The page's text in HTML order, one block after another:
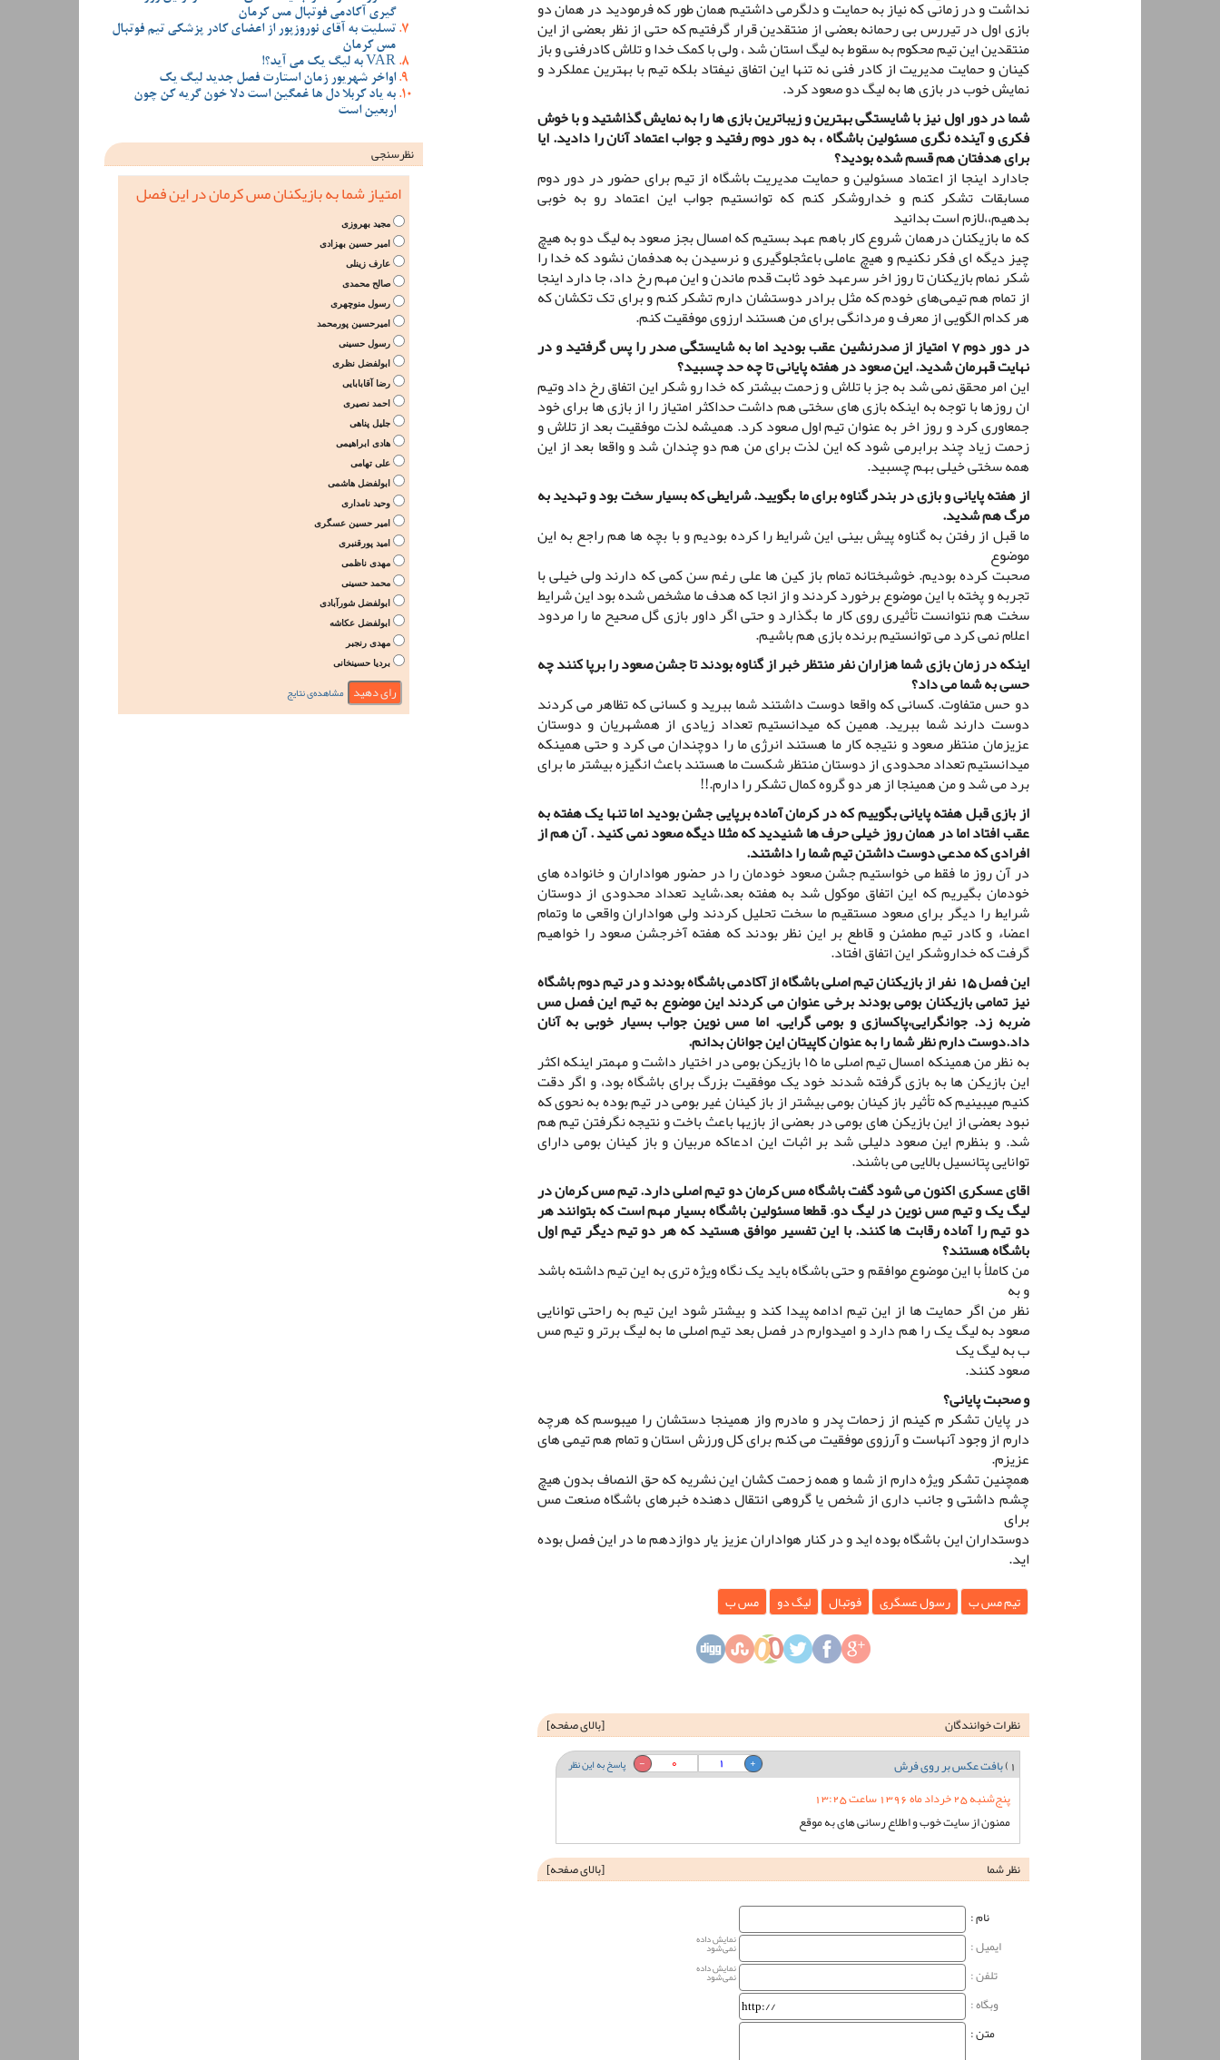
نداشت و در زمانی که نیاز به حمایت و دلگرمی داشتیم همان طور که فرمودید در همان دو
بازی اول در تیررس بی رحمانه بعضی از منتقدین قرار گرفتیم که حتی از نظر بعضی از این
منتقدین این تیم محکوم به سقوط به لیگ استان شد ، ولی با کمک خدا و تلاش کادرفنی و باز
کینان و حمایت مدیریت از کادر فنی نه تنها این اتفاق نیفتاد بلکه تیم با بهترین عملکرد و
نمایش خوب در بازی ها به لیگ دو صعود کرد.
شما در دور اول نیز با شایستگی بهترین و زیباترین بازی ها را به نمایش گذاشتید و با خوش
فکری و آینده نگری مسئولین باشگاه ، به دور دوم رفتید و جواب اعتماد آنان را دادید. ایا
برای هدفتان هم قسم شده بودید؟
جادارد اینجا از اعتماد مسئولین و حمایت مدیریت باشگاه از تیم برای حضور در دور دوم
مسابقات تشکر کنم و خداروشکر کنم که توانستیم جواب این اعتماد رو به خوبی
بدهیم،،لازم است بدانید
که ما بازیکنان درهمان شروع کار باهم عهد بستیم که امسال بجز صعود به لیگ دو به هیچ
چیز دیگه ای فکر نکنیم و هیچ عاملی باعثجلوگیری و نرسیدن به هدفمان نشود که خدا را
شکر نمام بازیکنان تا روز اخر سرعهد خود ثابت قدم ماندن و این مهم رخ داد، جا دارد اینجا
از تمام هم تیمی‌های خودم که مثل برادر دوستشان دارم تشکر کنم و برای تک تکشان که
هر کدام الگویی از معرف و مردانگی برای من هستند ارزوی موفقیت کنم.
در دور دوم 7 امتیاز از صدرنشین عقب بودید اما به شایستگی صدر را پس گرفتید و در
نهایت قهرمان شدید. این صعود در هفته پایانی تا چه حد چسبید؟
این امر محقق نمی شد به جز با تلاش و زحمت بیشتر که خدا رو شکر این اتفاق رخ داد وتیم
ان روزها با توجه به اینکه بازی های سختی هم داشت حداکثر امتیاز را از بازی ها برای خود
جمعاوری کرد و روز اخر به عنوان تیم اول صعود کرد. همیشه لذت موفقیت بعد از تلاش و
زحمت زیاد چند برابرمی شود که این لذت برای من هم دو چندان شد و واقعا بعد از این
همه سختی خیلی بهم چسبید.
از هفته پایانی و بازی در بندر گناوه برای ما بگویید. شرایطی که بسیار سخت بود و تهدید به
مرگ هم شدید.
ما قبل از رفتن به گناوه پیش بینی این شرایط را کرده بودیم و با بچه ها هم راجع به این
موضوع
صحبت کرده بودیم. خوشبختانه تمام باز کین ها علی رغم سن کمی که دارند ولی خیلی با
تجربه و پخته با این موضوع برخورد کردند و از انجا که هدف ما مشخص شده بود این شرایط
سخت هم نتوانست تأثیری روی کار ما بگذارد و حتی اگر داور بازی گل صحیح ما را مردود
اعلام نمی کرد می توانستیم برنده بازی هم باشیم.
اینکه در زمان بازی شما هزاران نفر منتظر خبر از گناوه بودند تا جشن صعود را برپا کنند چه
حسی به شما می داد؟
دو حس متفاوت. کسانی که واقعا دوست داشتند شما ببرید و کسانی که تظاهر می کردند
دوست دارند شما ببرید. همین که میدانستیم تعداد زیادی از همشهریان و دوستان
عزیزمان منتظر صعود و نتیجه کار ما هستند انرژی ما را دوچندان می کرد و حتی همینکه
میدانستیم تعداد محدودی از دوستان منتظر شکست ما هستند باعث انگیزه بیشتر ما برای
برد می شد و من همینجا از هر دو گروه کمال تشکر را دارم.!!
از بازی قبل هفته پایانی بگوییم که در کرمان آماده برپایی جشن بودید اما تنها یک هفته به
عقب افتاد اما در همان روز خیلی حرف ها شنیدید که مثلا دیگه صعود نمی کنید . آن هم از
افرادی که مدعی دوست داشتن تیم شما را داشتند.
در آن روز ما فقط می خواستیم جشن صعود خودمان را در حضور هواداران و خانواده های
خودمان بگیریم که این اتفاق موکول شد به هفته بعد،شاید تعداد محدودی از دوستان
شرایط را دیگر برای صعود مستقیم ما سخت تحلیل کردند ولی هواداران واقعی ما وتمام
اعضاء و کادر تیم مطمئن و قاطع بر این نظر بودند که هفته آخرجشن صعود را خواهیم
گرفت که خداروشکر این اتفاق افتاد.
این فصل 15 نفر از بازیکنان تیم اصلی باشگاه از آکادمی باشگاه بودند و در تیم دوم باشگاه
نیز تمامی بازیکنان بومی بودند برخی عنوان می کردند این موضوع به تیم این فصل مس
ضربه زد. جوانگرایی،پاکسازی و بومی گرایی. اما مس نوین جواب بسیار خوبی به آنان
داد.دوست دارم نظر شما را به عنوان کاپیتان این جوانان بدانم.
به نظر من همینکه امسال تیم اصلی ما ١٥ بازیکن بومی در اختیار داشت و مهمتر اینکه اکثر
این بازیکن ها به بازی گرفته شدند خود یک موفقیت بزرگ برای باشگاه بود، و اگر دقت
کنیم میبینیم که تأثیر باز کینان بومی بیشتر از باز کینان غیر بومی در تیم بوده به نحوی که
نبود بعضی از این بازیکن های بومی در بعضی از بازیها باعث باخت و نتیجه نگرفتن تیم هم
شد. و بنظرم این صعود دلیلی شد بر اثبات این ادعاکه مربیان و باز کینان بومی دارای
توانایی پتانسیل بالایی می باشند.
اقای عسکری اکنون می شود گفت باشگاه مس کرمان دو تیم اصلی دارد. تیم مس کرمان در
لیگ یک و تیم مس نوین در لیگ دو. قطعا مسئولین باشگاه بسیار مهم است که بتوانند هر
دو تیم را آماده رقابت ها کنند. با این تفسیر موافق هستید که هر دو تیم دیگر تیم اول
باشگاه هستند؟
من کاملأ با این موضوع موافقم و حتی باشگاه باید یک نگاه ویژه تری به این تیم داشته باشد
و به
نظر من اگر حمایت ها از این تیم ادامه پیدا کند و بیشتر شود این تیم به راحتی توانایی
صعود به لیگ یک را هم دارد و امیدوارم در فصل بعد تیم اصلی ما به لیگ برتر و تیم مس
ب به لیگ یک
صعود کنند.
و صحبت پایانی؟
در پایان تشکر م کینم از زحمات پدر و مادرم واز همینجا دستشان را میبوسم که هرچه
دارم از وجود آنهاست و آرزوی موفقیت می کنم برای کل ورزش استان و تمام هم تیمی های
عزیزم.
همچنین تشکر ویژه دارم از شما و همه زحمت کشان این نشریه که حق النصاف بدون هیچ
چشم داشتی و جانب داری از شخص یا گروهی انتقال دهنده خبرهای باشگاه صنعت مس
برای
دوستداران این باشگاه بوده اید و در کنار هواداران عزیز یار دوازدهم ما در این فصل بوده
اید.
تیم مس ب رسول عسگری فوتبال لیگ دو مس ب
نظرات خوانندگان [بالای صفحه]
1) بافت عکس بر روی فرش پاسخ به این نظر 0
1
پنج‌شنبه 25 خرداد ماه 1396 ساعت 13:25
ممنون از سایت خوب و اطلاع رسانی های به موقع
نظر شما
[بالای صفحه]
نام‌ :
ایمیل :
نمایش داده
نمی‌شود
تلفن : نمایش داده
نمی‌شود
وبگاه‌ :
متن :
گیری آکادمی فوتبال مس کرمان
تسلیت به آقای نوروزپور از اعضای کادر پزشکی تیم فوتبال
مس کرمان
VAR به لیگ یک می آید؟!
اواخر شهریور زمان استارت فصل جدید لیگ یک
به یاد کربلا دل ها غمگین است دلا خون گریه کن چون
اربعین است
نظرسنجی
امتیاز شما به بازیکنان مس کرمان در این فصل
مجید بهروزی
امیر حسین بهزادی
عارف زینلی
صالح محمدی
رسول منوچهری
امیرحسین پورمحمد
رسول حسینی
ابولفضل نظری
رضا آقابابایی
احمد نصیری
جلیل پناهی
هادی ابراهیمی
علی تهامی
ابولفضل هاشمی
وحید نامداری
امیر حسین عسگری
امید پورقنبری
مهدی ناظمی
محمد حسینی
ابولفضل شورآبادی
ابولفضل عکاشه
مهدی رنجبر
بردیا حسینخانی
مشاهده‌ی نتایج